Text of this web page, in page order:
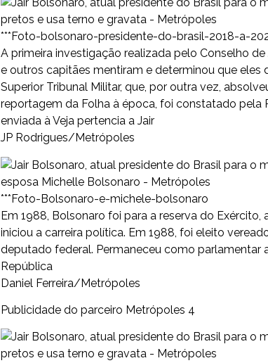
***Foto-bolsonaro-presidente-do-brasil-2018-a-
A primeira investigação realizada pelo Conselho
e outros capitães mentiram e determinou que eles
Superior Tribunal Militar, que, por outra vez,
reportagem da Folha à época, foi constatado pela
enviada à Veja pertencia a Jair
JP Rodrigues/Metrópoles
***Foto-Bolsonaro-e-michele-bolsonaro
Em 1988, Bolsonaro foi para a reserva do
iniciou a carreira política. Em 1988, foi eleito
deputado federal. Permaneceu como parlamentar
República
Daniel Ferreira/Metrópoles
Publicidade do parceiro Metrópoles 4